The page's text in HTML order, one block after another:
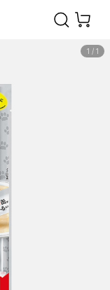
1 / 1